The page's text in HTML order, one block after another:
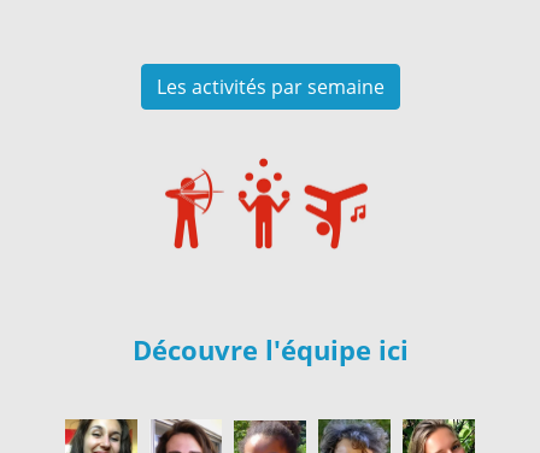
Les activités par semaine
Découvre l'équipe ici